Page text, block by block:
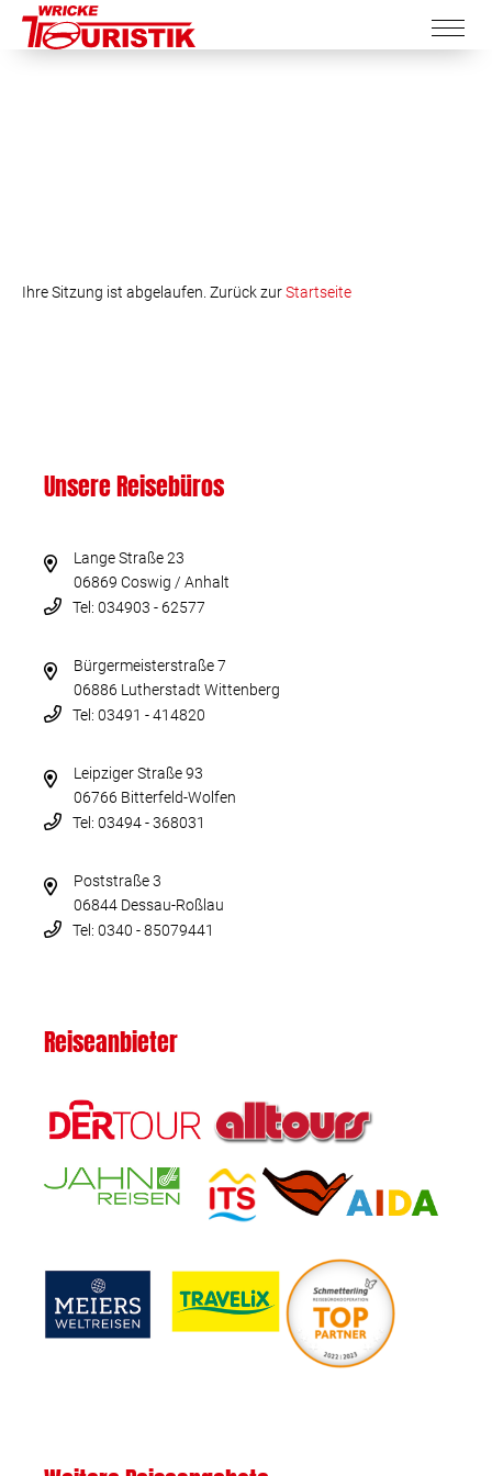
Ihre Sitzung ist abgelaufen. Zurück zurStartseite
Unsere Reisebüros
Lange Straße 23
06869 Coswig / Anhalt
Tel: 034903 - 62577
Bürgermeisterstraße 7
06886 Lutherstadt Wittenberg
Tel: 03491 - 414820
Leipziger Straße 93
06766 Bitterfeld-Wolfen
Tel: 03494 - 368031
Poststraße 3
06844 Dessau-Roßlau
Tel: 0340 - 85079441
Reiseanbieter